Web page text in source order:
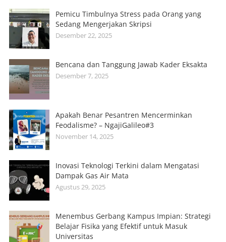
Pemicu Timbulnya Stress pada Orang yang
Sedang Mengerjakan Skripsi
Desember 22, 2025
Bencana dan Tanggung Jawab Kader Eksakta
Desember 7, 2025
Apakah Benar Pesantren Mencerminkan
Feodalisme? – NgajiGalileo#3
November 14, 2025
Inovasi Teknologi Terkini dalam Mengatasi
Dampak Gas Air Mata
Agustus 29, 2025
Menembus Gerbang Kampus Impian: Strategi
Belajar Fisika yang Efektif untuk Masuk
Universitas